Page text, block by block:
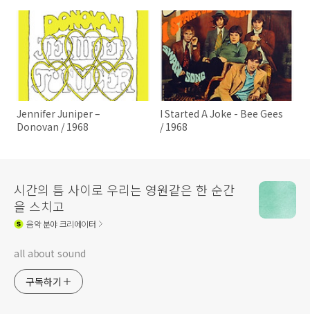
Jennifer Juniper –
Donovan / 1968
I Started A Joke - Bee Gees
/ 1968
시간의 틈 사이로 우리는 영원같은 한 순간
을 스치고
음악분야 크리에이터
all about sound
구독하기